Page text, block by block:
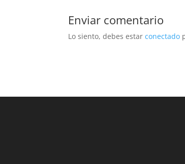
Enviar comentario
Lo siento, debes estarconectado